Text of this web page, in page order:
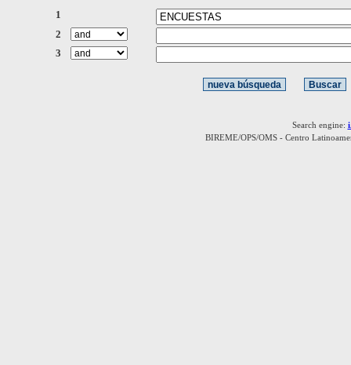
1
2
3
Search engine:
BIREME/OPS/OMS - Centro